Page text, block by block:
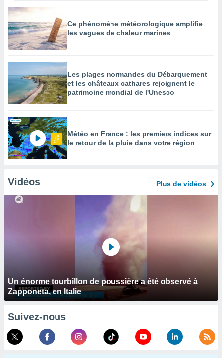
Ce phénomène météorologique amplifie
les vagues de chaleur marines
Les plages normandes du Débarquement
et les châteaux cathares rejoignent le
patrimoine mondial de l'Unesco
Météo en France : les premiers indices sur
le retour de la pluie dans votre région
Vidéos Plus de vidéos
Un énorme tourbillon de poussière a été observé à
Zapponeta, en Italie
Suivez-nous